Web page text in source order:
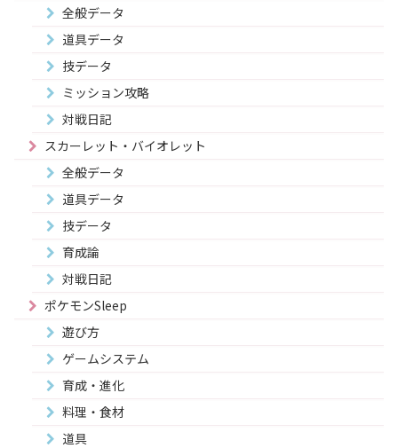
全般データ
道具データ
技データ
ミッション攻略
対戦日記
スカーレット・バイオレット
全般データ
道具データ
技データ
育成論
対戦日記
ポケモンSleep
遊び方
ゲームシステム
育成・進化
料理・食材
道具